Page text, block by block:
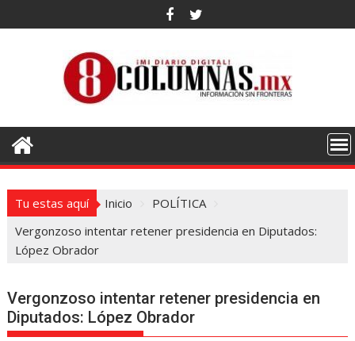
al
Tu estas aquí Inicio
POLÍTICA
Vergonzoso intentar retener presidencia en Diputados:
López Obrador
Vergonzoso intentar retener presidencia en
Diputados: López Obrador